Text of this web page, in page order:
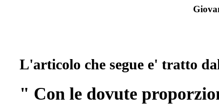
L'articolo che segue e' tratto
" Con le dovute